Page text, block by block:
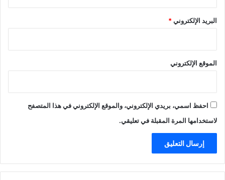
البريد الإلكتروني*
الموقع الإلكتروني
احفظ اسمي، بريدي الإلكتروني، والموقع الإلكتروني في هذا المتصفح
لاستخدامها المرة المقبلة في تعليقي.